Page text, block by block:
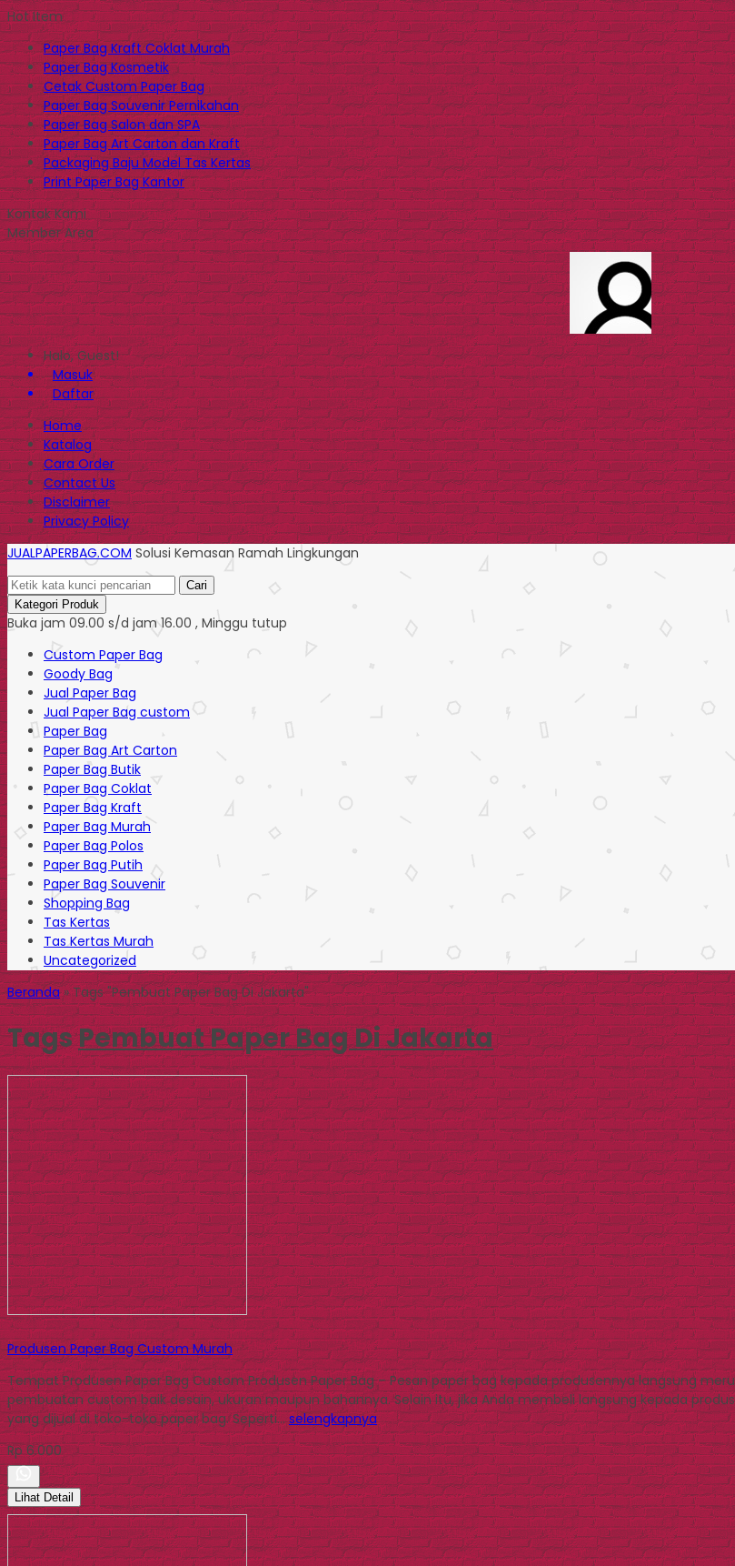
Hot Item
Paper Bag Kraft Coklat Murah
Paper Bag Kosmetik
Cetak Custom Paper Bag
Paper Bag Souvenir Pernikahan
Paper Bag Salon dan SPA
Paper Bag Art Carton dan Kraft
Packaging Baju Model Tas Kertas
Print Paper Bag Kantor
Kontak Kami
Member Area
Halo, Guest!
Masuk
Daftar
Home
Katalog
Cara Order
Contact Us
Disclaimer
Privacy Policy
JUALPAPERBAG.COM Solusi Kemasan Ramah Lingkungan
Cari
Kategori Produk
Buka jam 09.00 s/d jam 16.00 , Minggu tutup
Custom Paper Bag
Goody Bag
Jual Paper Bag
Jual Paper Bag custom
Paper Bag
Paper Bag Art Carton
Paper Bag Butik
Paper Bag Coklat
Paper Bag Kraft
Paper Bag Murah
Paper Bag Polos
Paper Bag Putih
Paper Bag Souvenir
Shopping Bag
Tas Kertas
Tas Kertas Murah
Uncategorized
Beranda»Tags "Pembuat Paper Bag Di Jakarta"
TagsPembuat Paper Bag Di Jakarta
Produsen Paper Bag Custom Murah
Tempat Produsen Paper Bag Custom Produsen Paper Bag – Pesan paper bag kepada produsennya langsung
pembuatan custom baik desain, ukuran maupun bahannya. Selain itu, jika Anda membeli langsung kepada
yang dijual di toko-toko paper bag. Seperti…selengkapnya
Rp 6.000
Lihat Detail